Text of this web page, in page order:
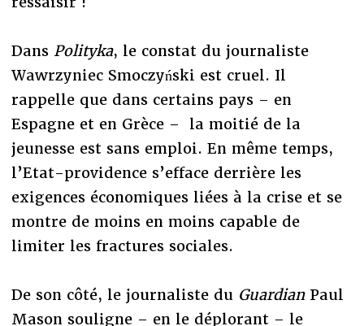
Dans Polityka, le constat du journaliste
Wawrzyniec Smoczyński est cruel. Il
rappelle que dans certains pays – en
Espagne et en Grèce – la moitié de la
jeunesse est sans emploi. En même temps,
l’Etat-providence s’efface derrière les
exigences économiques liées à la crise et se
montre de moins en moins capable de
limiter les fractures sociales.
De son côté, le journaliste du Guardian Paul
Mason souligne – en le déplorant – le